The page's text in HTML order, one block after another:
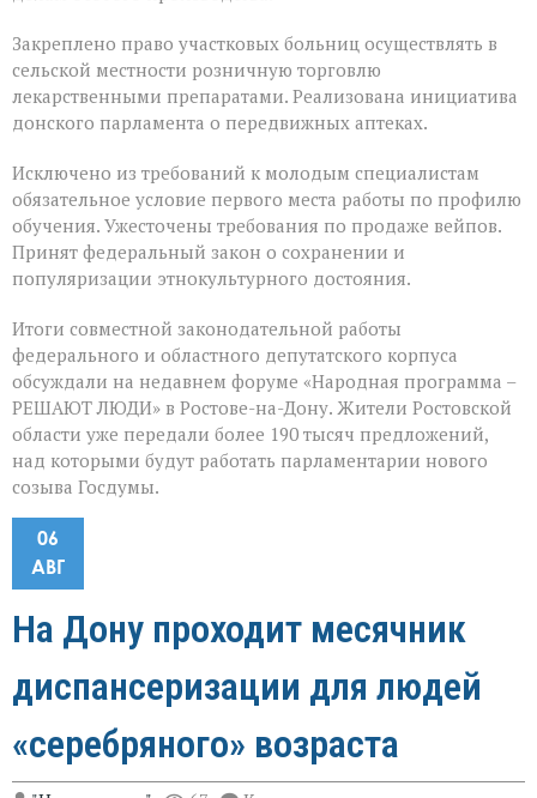
Закреплено право участковых больниц осуществлять в
сельской местности розничную торговлю
лекарственными препаратами. Реализована инициатива
донского парламента о передвижных аптеках.
Исключено из требований к молодым специалистам
обязательное условие первого места работы по профилю
обучения. Ужесточены требования по продаже вейпов.
Принят федеральный закон о сохранении и
популяризации этнокультурного достояния.
Итоги совместной законодательной работы
федерального и областного депутатского корпуса
обсуждали на недавнем форуме «Народная программа –
РЕШАЮТ ЛЮДИ» в Ростове-на-Дону. Жители Ростовской
области уже передали более 190 тысяч предложений,
над которыми будут работать парламентарии нового
созыва Госдумы.
06
АВГ
На Дону проходит месячник
диспансеризации для людей
«серебряного» возраста